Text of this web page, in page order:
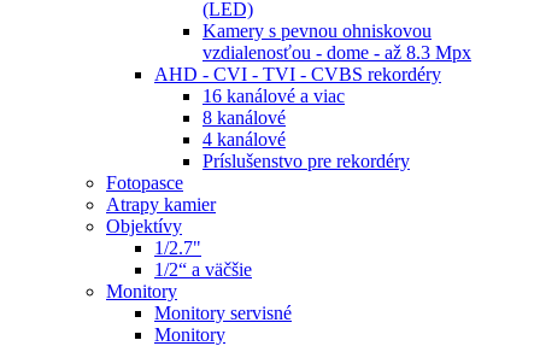
(LED)
Kamery s pevnou ohniskovou
vzdialenosťou - dome - až 8.3 Mpx
AHD - CVI - TVI - CVBS rekordéry
16 kanálové a viac
8 kanálové
4 kanálové
Príslušenstvo pre rekordéry
Fotopasce
Atrapy kamier
Objektívy
1/2.7"
1/2“ a väčšie
Monitory
Monitory servisné
Monitory